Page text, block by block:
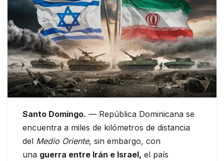
Santo Domingo. — República Dominicana se
encuentra a miles de kilómetros de distancia
del Medio Oriente, sin embargo, con
una guerra entre Irán e Israel, el país